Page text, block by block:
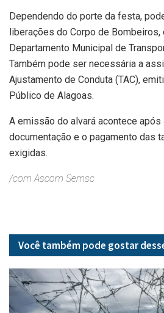
Dependendo do porte da festa,
liberações do Corpo de
Departamento Municipal de
Também pode ser necessária a
Ajustamento de Conduta (TAC),
Público de Alagoas.
A emissão do alvará acontece após
documentação e o pagamento das
exigidas.
/com Ascom Semsc
Você também pode gostar